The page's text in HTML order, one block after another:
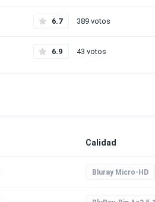
6.7 389 votos
6.9 43 votos
Calidad
Bluray Micro-HD